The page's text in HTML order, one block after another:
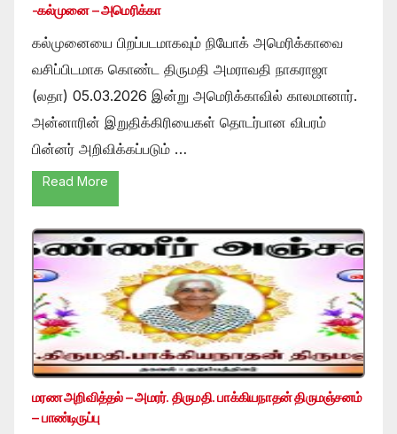
-கல்முனை – அமெரிக்கா
கல்முனையை பிறப்படமாகவும் நியோக் அமெரிக்காவை
வசிப்பிடமாக கொண்ட திருமதி அமராவதி நாகராஜா
(லதா) 05.03.2026 இன்று அமெரிக்காவில் காலமானார்.
அன்னாரின் இறுதிக்கிரியைகள் தொடர்பான விபரம்
பின்னர் அறிவிக்கப்படும் …
Read More
மரண அறிவித்தல் – அமரர். திருமதி. பாக்கியநாதன் திருமஞ்சனம்
– பாண்டிருப்பு